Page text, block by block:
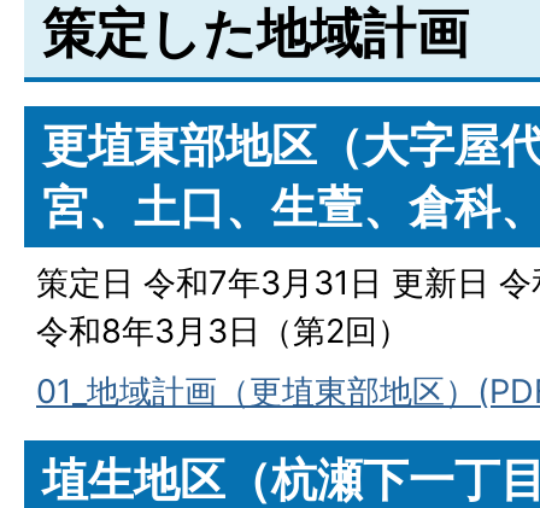
策定した地域計画
更埴東部地区（大字屋
宮、土口、生萱、倉科
策定日 令和7年3月31日 更新日
令和8年3月3日（第2回）
01_地域計画（更埴東部地区）
埴生地区（杭瀬下一丁